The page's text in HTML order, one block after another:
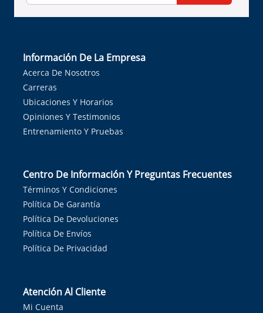
Información De La Empresa
Acerca De Nosotros
Carreras
Ubicaciones Y Horarios
Opiniones Y Testimonios
Entrenamiento Y Pruebas
Centro De Información Y Preguntas Frecuentes
Términos Y Condiciones
Política De Garantía
Política De Devoluciones
Política De Envíos
Política De Privacidad
Atención Al Cliente
Mi Cuenta